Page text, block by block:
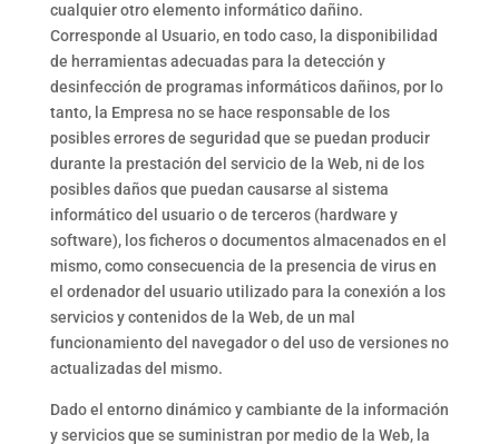
cualquier otro elemento informático dañino.
Corresponde al Usuario, en todo caso, la disponibilidad
de herramientas adecuadas para la detección y
desinfección de programas informáticos dañinos, por lo
tanto, la Empresa no se hace responsable de los
posibles errores de seguridad que se puedan producir
durante la prestación del servicio de la Web, ni de los
posibles daños que puedan causarse al sistema
informático del usuario o de terceros (hardware y
software), los ficheros o documentos almacenados en el
mismo, como consecuencia de la presencia de virus en
el ordenador del usuario utilizado para la conexión a los
servicios y contenidos de la Web, de un mal
funcionamiento del navegador o del uso de versiones no
actualizadas del mismo.
Dado el entorno dinámico y cambiante de la información
y servicios que se suministran por medio de la Web, la